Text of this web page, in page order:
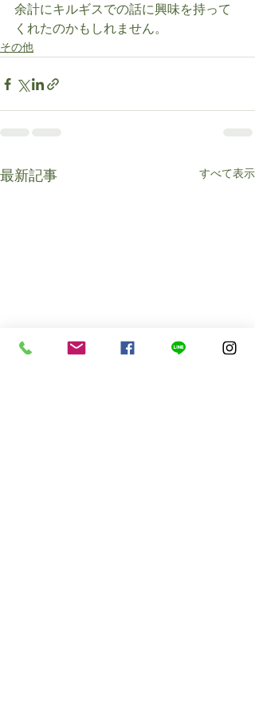
余計にキルギスでの話に興味を持って
くれたのかもしれません。
その他
最新記事 すべて表示